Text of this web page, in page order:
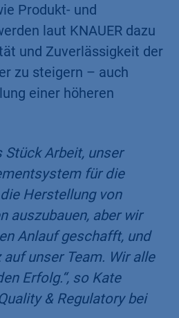
Produkt- und
laut KNAUER dazu
und Zuverlässigkeit der
zu steigern – auch
einer höheren
Stück Arbeit, unser
für die
Herstellung von
auszubauen, aber wir
Anlauf geschafft, und
unser Team. Wir alle
Erfolg.“, so Kate
& Regulatory bei